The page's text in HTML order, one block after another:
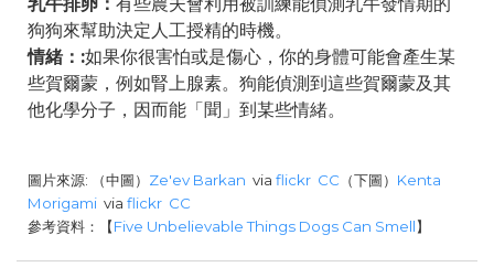
狗狗來幫助決定人工授精的時機。
情緒：:如果你很害怕或是傷心，你的身體可能會產生某
些賀爾蒙，例如腎上腺素。狗能偵測到這些賀爾蒙及其
他化學分子，因而能「聞」到某些情緒。
圖片來源: （中圖） Ze'ev Barkan via flickr CC （下圖） Kenta
Morigami via flickr CC
參考資料：【Five Unbelievable Things Dogs Can Smell】